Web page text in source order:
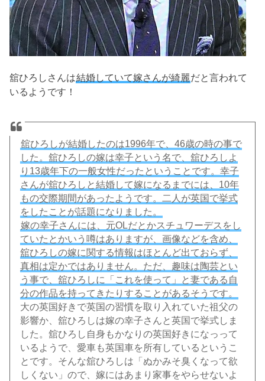
舘ひろしさんは結婚していて嫁さんが綺麗だと言われて
いるようです！
舘ひろしが結婚したのは1996年で、46歳の時の事で
した。舘ひろしの嫁は幸子という名で、舘ひろしよ
り13歳年下の一般女性だったということです。幸子
さんが舘ひろしと結婚して嫁になるまでには、10年
もの交際期間があったようです。二人が英国で挙式
をしたことが話題になりました。
嫁の幸子さんには、元OLだとかスチュワーデスをし
ていたとかいう噂はありますが、画像などを含め、
舘ひろしの嫁に関する情報はほとんど出ておらず、
真相は定かではありません。ただ、趣味は陶芸とい
う事で、舘ひろしに「これを使って」と妻である自
分の作品を持ってきたりすることがあるそうです。
大の英国好きで英国の習慣を取り入れていた祖父の
影響か、舘ひろしは嫁の幸子さんと英国で挙式しま
した。舘ひろし自身もかなりの英国好きになっって
いるようで、愛車も英国車を所有しているというこ
とです。そんな舘ひろしは「ぬかみそ臭くなって欲
しくない」ので、嫁にはあまり家事をやらせないよ